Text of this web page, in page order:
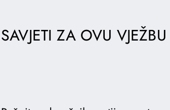
SAVJETI ZA OVU VJEŽBU